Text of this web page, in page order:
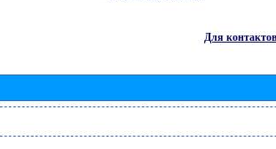
Для контактов